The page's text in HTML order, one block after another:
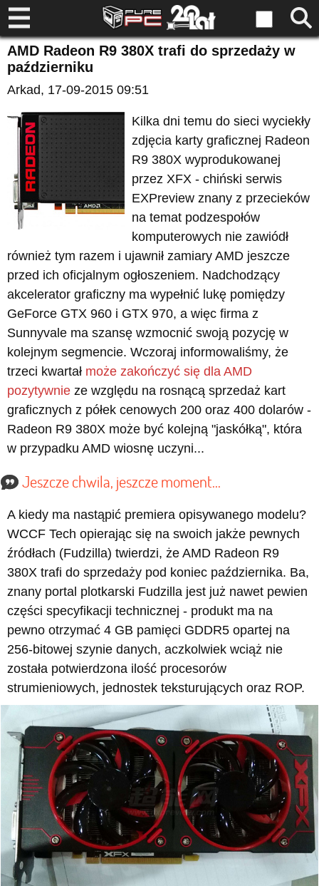
AMD Radeon R9 380X trafi do sprzedaży w
październiku
Arkad, 17-09-2015 09:51
Kilka dni temu do sieci wyciekły
zdjęcia karty graficznej Radeon
R9 380X wyprodukowanej
przez XFX - chiński serwis
EXPreview znany z przecieków
na temat podzespołów
komputerowych nie zawiódł
również tym razem i ujawnił zamiary AMD jeszcze
przed ich oficjalnym ogłoszeniem. Nadchodzący
akcelerator graficzny ma wypełnić lukę pomiędzy
GeForce GTX 960 i GTX 970, a więc firma z
Sunnyvale ma szansę wzmocnić swoją pozycję w
kolejnym segmencie. Wczoraj informowaliśmy, że
trzeci kwartał może zakończyć się dla AMD
pozytywnie ze względu na rosnącą sprzedaż kart
graficznych z półek cenowych 200 oraz 400 dolarów -
Radeon R9 380X może być kolejną "jaskółką", która
w przypadku AMD wiosnę uczyni...
Jeszcze chwila, jeszcze moment...
A kiedy ma nastąpić premiera opisywanego modelu?
WCCF Tech opierając się na swoich jakże pewnych
źródłach (Fudzilla) twierdzi, że AMD Radeon R9
380X trafi do sprzedaży pod koniec października. Ba,
znany portal plotkarski Fudzilla jest już nawet pewien
części specyfikacji technicznej - produkt ma na
pewno otrzymać 4 GB pamięci GDDR5 opartej na
256-bitowej szynie danych, aczkolwiek wciąż nie
została potwierdzona ilość procesorów
strumieniowych, jednostek teksturujących oraz ROP.